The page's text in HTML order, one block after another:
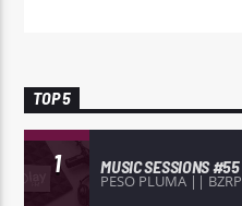
TOP 5
1 MUSIC SESSIONS #55
PESO PLUMA || BZRP